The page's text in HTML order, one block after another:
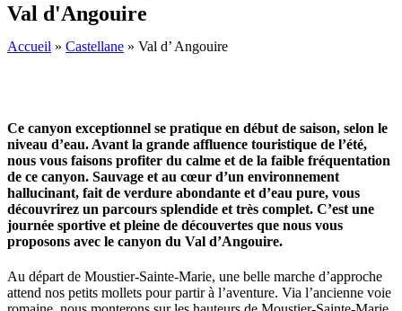
Val d'Angouire
Accueil » Castellane » Val d’ Angouire
Ce canyon exceptionnel se pratique en début de saison, selon le
niveau d’eau. Avant la grande affluence touristique de l’été,
nous vous faisons profiter du calme et de la faible fréquentation
de ce canyon. Sauvage et au cœur d’un environnement
hallucinant, fait de verdure abondante et d’eau pure, vous
découvrirez un parcours splendide et très complet. C’est une
journée sportive et pleine de découvertes que nous vous
proposons avec le canyon du Val d’Angouire.
Au départ de Moustier-Sainte-Marie, une belle marche d’approche
attend nos petits mollets pour partir à l’aventure. Via l’ancienne voie